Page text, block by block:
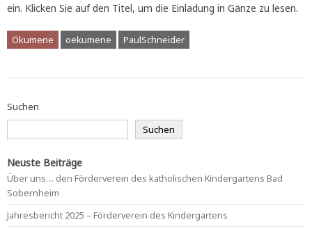
ein. Klicken Sie auf den Titel, um die Einladung in Gänze zu lesen.
Ökumene oekumene PaulSchneider
Suchen
Suchen
Neuste Beiträge
Über uns… den Förderverein des katholischen Kindergartens Bad
Sobernheim
Jahresbericht 2025 – Förderverein des Kindergartens